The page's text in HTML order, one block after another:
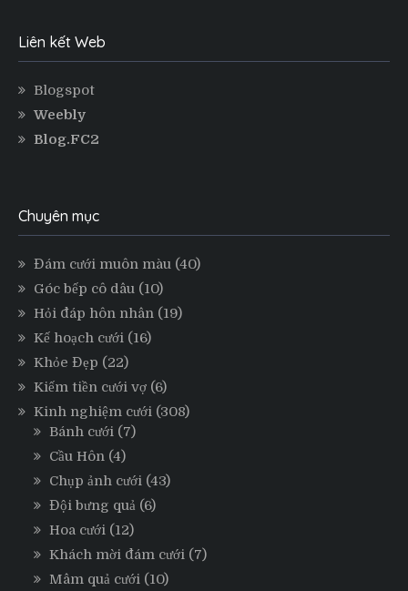
Liên kết Web
Blogspot
Weebly
Blog.FC2
Chuyên mục
Đám cưới muôn màu (40)
Góc bếp cô dâu (10)
Hỏi đáp hôn nhân (19)
Kế hoạch cưới (16)
Khỏe Đẹp (22)
Kiếm tiền cưới vợ (6)
Kinh nghiệm cưới (308)
Bánh cưới (7)
Cầu Hôn (4)
Chụp ảnh cưới (43)
Đội bưng quả (6)
Hoa cưới (12)
Khách mời đám cưới (7)
Mâm quả cưới (10)